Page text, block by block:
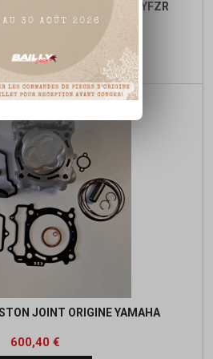
GROS VOLUME YFZR
Ajouter au panier
JOINT ORIGINE YAMAHA
Prix
600,40 €Prix